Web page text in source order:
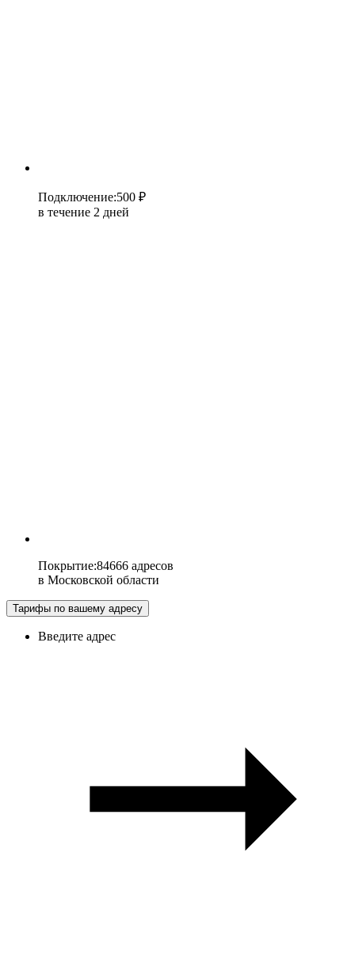
Подключение:500 ₽
в течение 2 дней
Покрытие:84666 адресов
в Московской области
Тарифы по вашему адресу
Введите адрес